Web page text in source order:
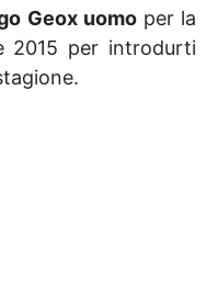
Geox uomoper la
2015 per introdurti